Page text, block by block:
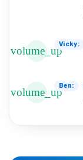
volume_up
Vicky:
volume_up
Ben: